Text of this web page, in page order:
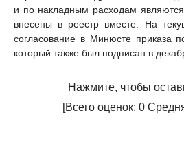
и по накладным расходам
внесены в реестр вместе. На
согласование в Минюсте приказа
который также был подписан в
Нажмите, чтобы
[Всего оценок: 0